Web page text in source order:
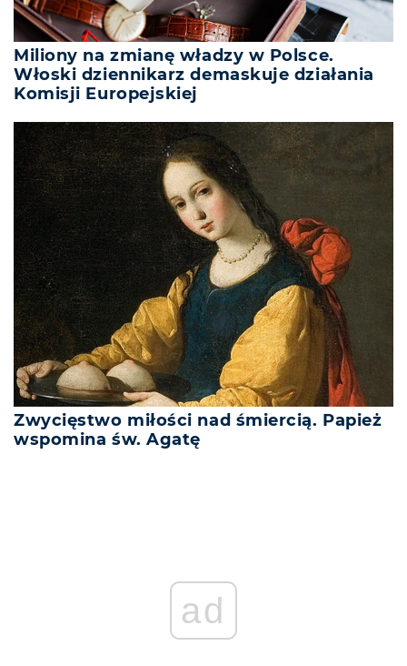
Miliony na zmianę władzy w Polsce.
Włoski dziennikarz demaskuje działania
Komisji Europejskiej
Zwycięstwo miłości nad śmiercią. Papież
wspomina św. Agatę
ad